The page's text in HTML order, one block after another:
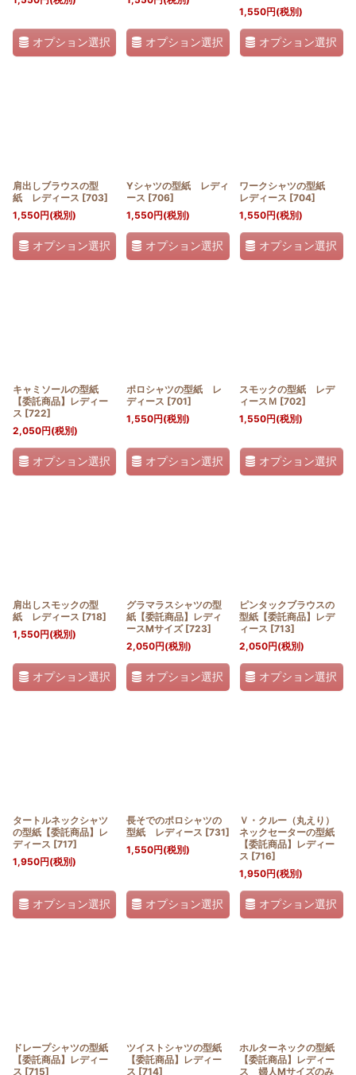
オプション選択 オプション選択
1,550円(税別)
オプション選択
肩出しブラウスの型
紙 レディース [703]
1,550円(税別)
オプション選択
Yシャツの型紙 レディ
ース [706]
1,550円(税別)
オプション選択
ワークシャツの型紙
レディース [704]
1,550円(税別)
オプション選択
キャミソールの型紙
【委託商品】レディー
ス [722]
2,050円(税別)
オプション選択
ポロシャツの型紙 レ
ディース [701]
1,550円(税別)
オプション選択
スモックの型紙 レデ
ィースＭ [702]
1,550円(税別)
オプション選択
肩出しスモックの型
紙 レディース [718]
1,550円(税別)
オプション選択
グラマラスシャツの型
紙【委託商品】レディ
ースMサイズ [723]
2,050円(税別)
オプション選択
ピンタックブラウスの
型紙【委託商品】レデ
ィース [713]
2,050円(税別)
オプション選択
タートルネックシャツ
の型紙【委託商品】レ
ディース [717]
1,950円(税別)
オプション選択
長そでのポロシャツの
型紙 レディース [731]
1,550円(税別)
オプション選択
Ｖ・クルー（丸えり）
ネックセーターの型紙
【委託商品】レディー
ス [716]
1,950円(税別)
オプション選択
ドレープシャツの型紙
【委託商品】レディー
ス [715]
ツイストシャツの型紙
【委託商品】レディー
ス [714]
ホルターネックの型紙
【委託商品】レディー
ス 婦人Mサイズのみ